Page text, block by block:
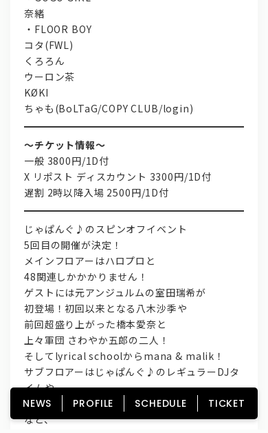
奈緒
・FLOOR BOY
コタ(FWL)
くろろん
ウーロン茶
KØKI
ちゃも(BoLTaG/COPY CLUB/login)
～チケット情報～
一般 3800円/1D付
X リポスト ディスカウント 3300円/1D付
遅割 2時以降入場 2500円/1D付
じゃぱんぐ♪のスピンオフイベント
5回目の開催が決定！
メインフロアーはハロプロと
48関連しかかかりません！
ゲストには元アンジュルムの室田瑞希が
初登場！初回以来となる八木沙季や
前回超盛り上がった橋本愛奈と
上々軍団 さわやか五郎の二人！
そしてlyrical schoolからmana & malik！
サブフロアーはじゃぱんぐ♪のレギュラーDJタ
イムや
企画ものもてんこ盛り！ショーやGOGOタイム
など、
NEWS PROFILE SCHEDULE TICKET